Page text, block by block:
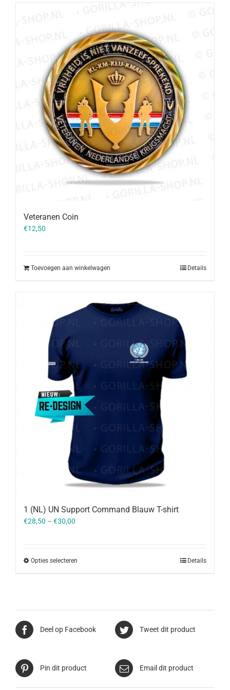
Veteranen Coin
€12,50
Toevoegen aan winkelwagen Details
1 (NL) UN Support Command Blauw T-shirt
€28,50 – €30,00
Opties selecteren Details
Deel op Facebook Tweet dit product
Pin dit product Email dit product